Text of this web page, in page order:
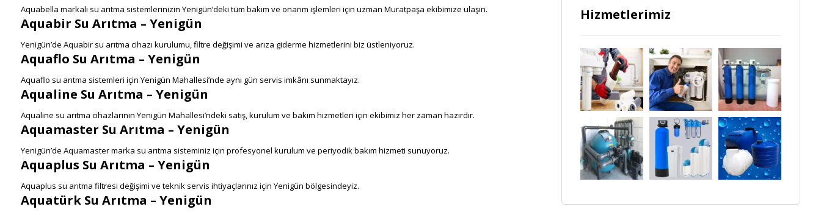
Aquabella markalı su arıtma sistemlerinizin Yenigün’deki tüm bakım ve onarım işlemleri için uzman Muratpaşa ekibimize ulaşın.
Aquabir Su Arıtma – Yenigün
Yenigün’de Aquabir su arıtma cihazı kurulumu, filtre değişimi ve arıza giderme hizmetlerini biz üstleniyoruz.
Aquaflo Su Arıtma – Yenigün
Aquaflo su arıtma sistemleri için Yenigün Mahallesi’nde aynı gün servis imkânı sunmaktayız.
Aqualine Su Arıtma – Yenigün
Aqualine su arıtma cihazlarının Yenigün Mahallesi’ndeki satış, kurulum ve bakım hizmetleri için ekibimiz her zaman hazırdır.
Aquamaster Su Arıtma – Yenigün
Yenigün’de Aquamaster marka su arıtma sisteminiz için profesyonel kurulum ve periyodik bakım hizmeti sunuyoruz.
Aquaplus Su Arıtma – Yenigün
Aquaplus su arıtma filtresi değişimi ve teknik servis ihtiyaçlarınız için Yenigün bölgesindeyiz.
Aquatürk Su Arıtma – Yenigün
Hizmetlerimiz